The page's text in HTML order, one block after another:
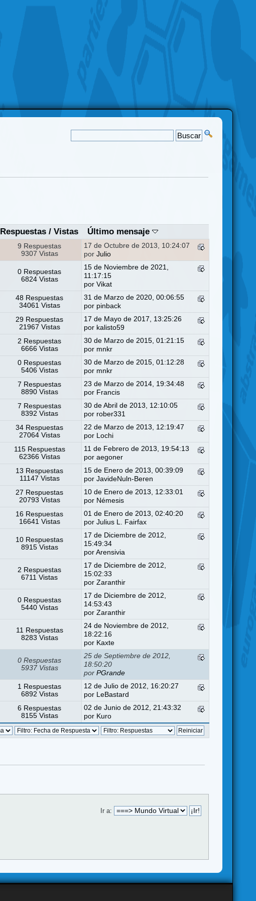
Respuestas /Vistas Último mensaje
9 Respuestas
9307 Vistas
17 de Octubre de 2013, 10:24:07
porJulio
0 Respuestas
6824 Vistas
15 de Noviembre de 2021,
11:17:15
porVikat
48 Respuestas
34061 Vistas
31 de Marzo de 2020, 00:06:55
por pinback
29 Respuestas
21967 Vistas
17 de Mayo de 2017, 13:25:26
por kalisto59
2 Respuestas
6666 Vistas
30 de Marzo de 2015, 01:21:15
por mnkr
0 Respuestas
5406 Vistas
30 de Marzo de 2015, 01:12:28
por mnkr
7 Respuestas
8890 Vistas
23 de Marzo de 2014, 19:34:48
por Francis
7 Respuestas
8392 Vistas
30 de Abril de 2013, 12:10:05
por rober331
34 Respuestas
27064 Vistas
22 de Marzo de 2013, 12:19:47
por
Lochi
115 Respuestas
62366 Vistas
11 de Febrero de 2013, 19:54:13
poraegoner
13 Respuestas
11147 Vistas
15 de Enero de 2013, 00:39:09
porJavideNuln-Beren
27 Respuestas
20793 Vistas
10 de Enero de 2013, 12:33:01
por Némesis
16 Respuestas
16641 Vistas
01 de Enero de 2013, 02:40:20
porJulius L. Fairfax
10 Respuestas
8915 Vistas
17 de Diciembre de 2012,
15:49:34
porArensivia
2 Respuestas
6711 Vistas
17 de Diciembre de 2012,
15:02:33
porZaranthir
0 Respuestas
5440 Vistas
17 de Diciembre de 2012,
14:53:43
porZaranthir
11 Respuestas
8283 Vistas
24 de Noviembre de 2012,
18:22:16
por Kaxte
0 Respuestas
5937 Vistas
25 de Septiembre de 2012,
18:50:20
porPGrande
1 Respuestas
6892 Vistas
12 de Julio de 2012, 16:20:27
por
LeBastard
6 Respuestas
8155 Vistas
02 de Junio de 2012, 21:43:32
por Kuro
Ir a: